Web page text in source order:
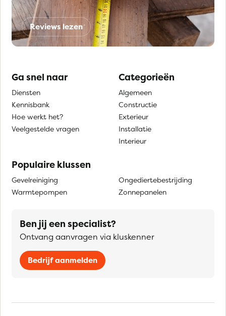
Reviews lezen
Ga snel naar
Diensten
Kennisbank
Hoe werkt het?
Veelgestelde vragen
Categorieën
Algemeen
Constructie
Exterieur
Installatie
Interieur
Populaire klussen
Gevelreiniging
Warmtepompen
Ongediertebestrijding
Zonnepanelen
Ben jij een specialist?
Ontvang aanvragen via kluskenner
Bedrijf aanmelden